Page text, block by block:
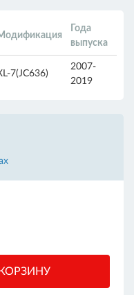
Года
выпуска
7(JC636)
2007-
2019